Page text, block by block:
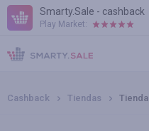
Smarty.Sale - cashback
Play Market:
AYUDA
TÉRMINOS DE USO
Cashback Tiendas